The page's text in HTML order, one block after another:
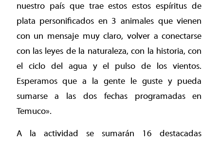
nuestro país que trae estos estos espíritus de
plata personificados en 3 animales que vienen
con un mensaje muy claro, volver a conectarse
con las leyes de la naturaleza, con la historia, con
el ciclo del agua y el pulso de los vientos.
Esperamos que a la gente le guste y pueda
sumarse a las dos fechas programadas en
Temuco».
A la actividad se sumarán 16 destacadas